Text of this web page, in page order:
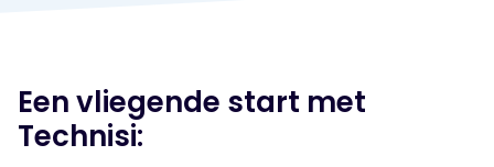
Een vliegende start met
Technisi: